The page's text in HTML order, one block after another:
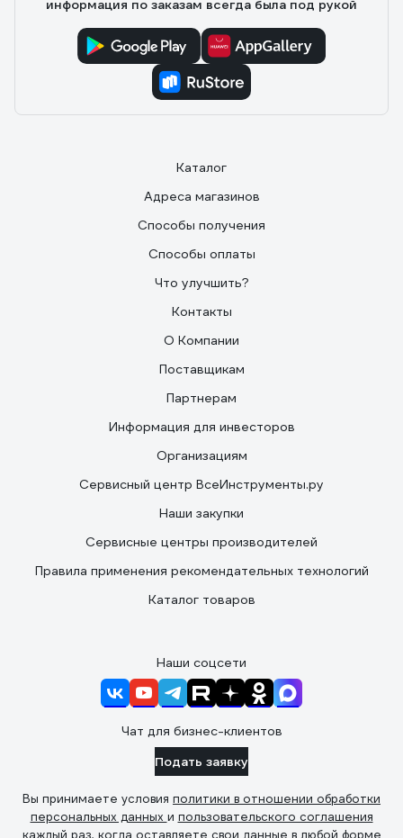
информация по заказам всегда была под рукой
Каталог
Адреса магазинов
Способы получения
Способы оплаты
Что улучшить?
Контакты
О Компании
Поставщикам
Партнерам
Информация для инвесторов
Организациям
Сервисный центр ВсеИнструменты.ру
Наши закупки
Сервисные центры производителей
Правила применения рекомендательных технологий
Каталог товаров
Наши соцсети
Чат для бизнес-клиентов
Подать заявку
Вы принимаете условия политики в отношении обработки
персональных данных и пользовательского соглашения
каждый раз, когда оставляете свои данные в любой форме